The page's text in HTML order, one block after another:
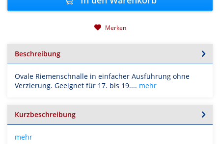
Merken
Beschreibung
Ovale Riemenschnalle in einfacher Ausführung ohne
Verzierung. Geeignet für 17. bis 19.... mehr
Kurzbeschreibung
mehr